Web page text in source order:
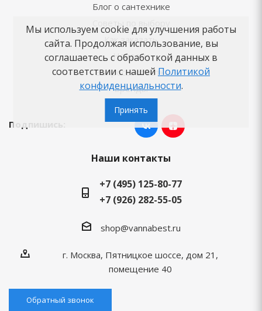
Блог о сантехнике
Советы по выбору
Как заказать
Новости
Вопросы-ответы
Бренды
Подпишись:
Наши контакты
+7 (495) 125-80-77
+7 (926) 282-55-05
shop@vannabest.ru
г. Москва, Пятницкое шоссе, дом 21,
помещение 40
Обратный звонок
Мы используем cookie для улучшения работы
сайта. Продолжая использование, вы
соглашаетесь с обработкой данных в
соответствии с нашей Политикой
конфиденциальности.
Принять